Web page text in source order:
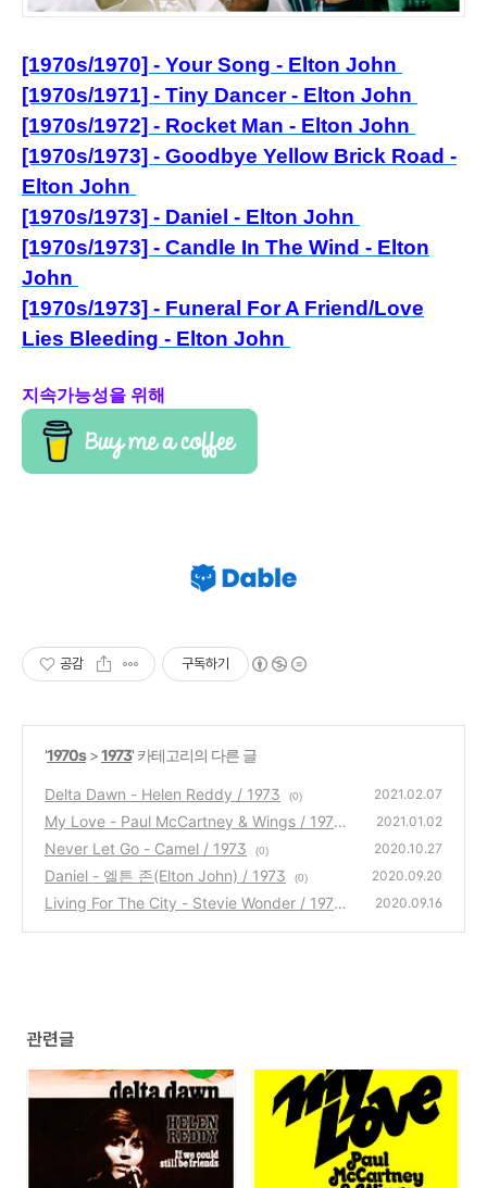
[1970s/1970] - Your Song - Elton John
[1970s/1971] - Tiny Dancer - Elton John
[1970s/1972] - Rocket Man - Elton John
[1970s/1973] - Goodbye Yellow Brick Road -
Elton John
[1970s/1973] - Daniel - Elton John
[1970s/1973] - Candle In The Wind - Elton
John
[1970s/1973] - Funeral For A Friend/Love
Lies Bleeding - Elton John
지속가능성을 위해
공감 구독하기
'1970s>1973' 카테고리의 다른 글
Delta Dawn - Helen Reddy / 1973 (0) 2021.02.07
My Love - Paul McCartney & Wings / 1973
(0)
2021.01.02
Never Let Go - Camel / 1973 (0) 2020.10.27
Daniel - 엘튼 존(Elton John) / 1973 (0) 2020.09.20
Living For The City - Stevie Wonder / 1973 2020.09.16
관련글